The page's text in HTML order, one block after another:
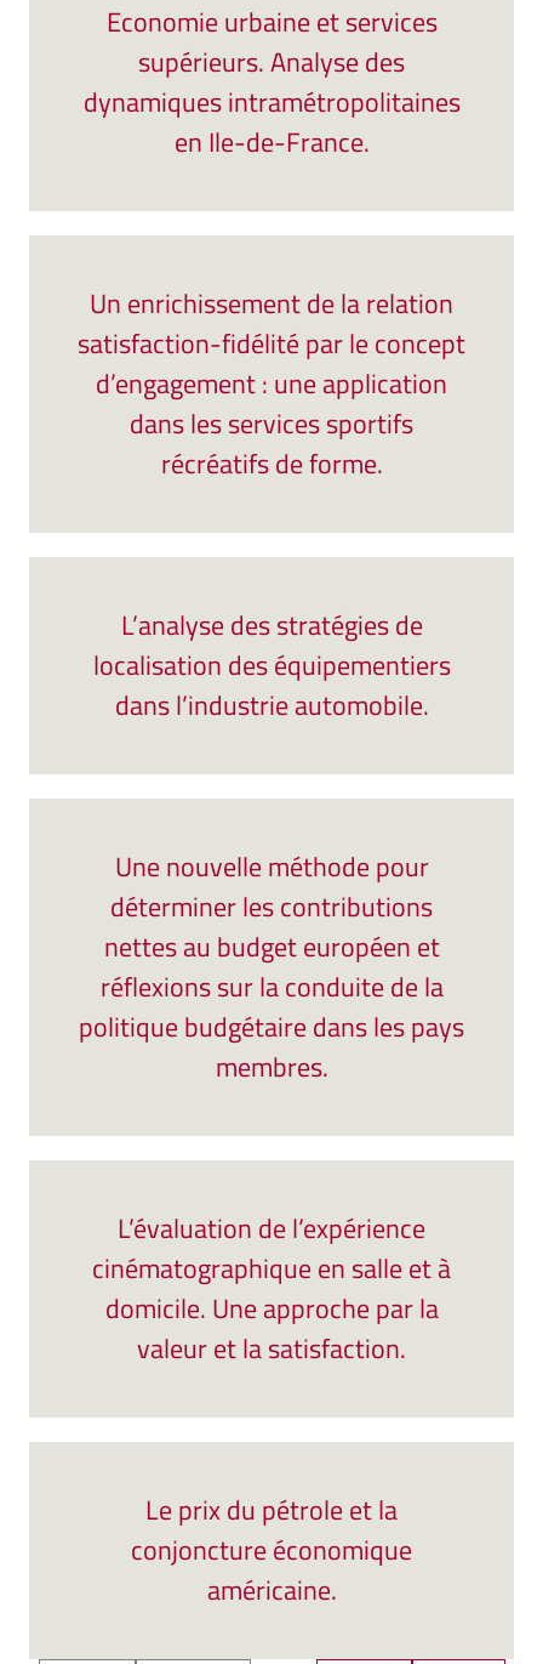
Economie urbaine et services
supérieurs. Analyse des
dynamiques intramétropolitaines
en Ile-de-France.
Un enrichissement de la relation
satisfaction-fidélité par le concept
d’engagement : une application
dans les services sportifs
récréatifs de forme.
L’analyse des stratégies de
localisation des équipementiers
dans l’industrie automobile.
Une nouvelle méthode pour
déterminer les contributions
nettes au budget européen et
réflexions sur la conduite de la
politique budgétaire dans les pays
membres.
L’évaluation de l’expérience
cinématographique en salle et à
domicile. Une approche par la
valeur et la satisfaction.
Le prix du pétrole et la
conjoncture économique
américaine.